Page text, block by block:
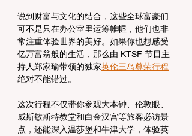
说到财富与文化的结合，这些全球富豪们
可不是只在办公室里运筹帷幄，他们也非
常注重体验世界的美好。如果你也想感受
亿万富翁般的生活，那么由 KTSF 节目主
持人郑家瑜带领的独家英伦三岛尊荣行程
绝对不能错过。
这次行程不仅带你参观大本钟、伦敦眼、
威斯敏斯特教堂和白金汉宫等旅客必访景
点，还能深入温莎堡和牛津大学，体验英